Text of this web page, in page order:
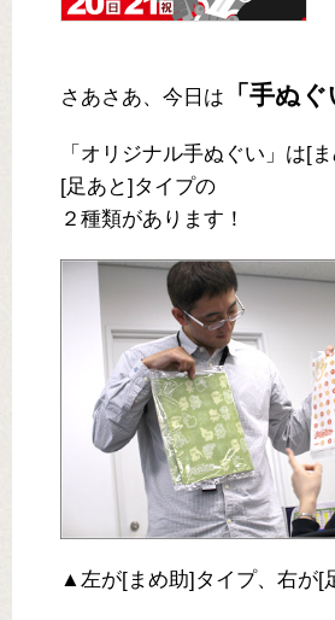
さあさあ、今日は 「手ぬぐ
「オリジナル手ぬぐい」は[
[足あと]タイプの
２種類があります！
▲左が[まめ助]タイプ、右が[